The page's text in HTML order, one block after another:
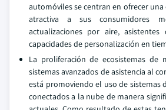
automóviles se centran en ofrecer
atractiva a sus consumidores
actualizaciones por aire,
capacidades de personalización en
La proliferación de ecosistemas de
sistemas avanzados de asistencia al
está promoviendo el uso de sistemas
conectados a la nube de manera